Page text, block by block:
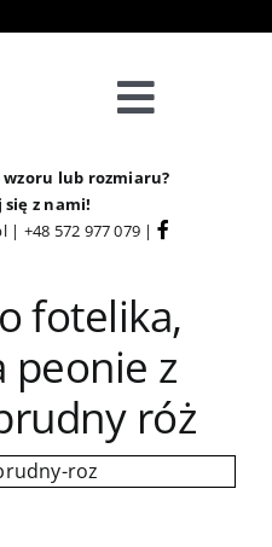
Toggle
Sklep
Strefa Klienta
Informacje
O Nas
wzoru lub rozmiaru?
z nami!
| +48 572 977 079 |
fotelika,
peonie z
róż